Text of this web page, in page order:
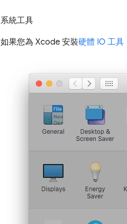
系統工具
如果您為 Xcode 安裝硬體 IO 工具